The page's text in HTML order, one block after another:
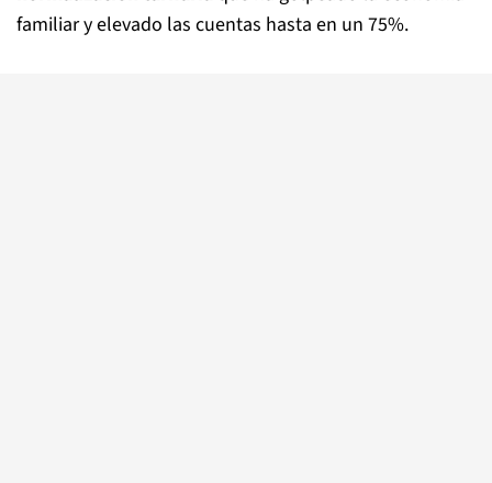
familiar y elevado las cuentas hasta en un 75%.